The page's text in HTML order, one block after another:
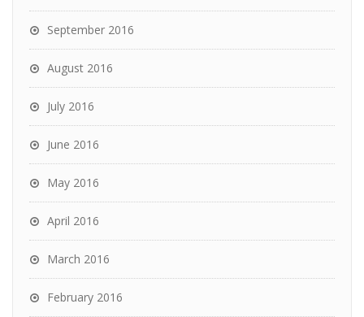
September 2016
August 2016
July 2016
June 2016
May 2016
April 2016
March 2016
February 2016